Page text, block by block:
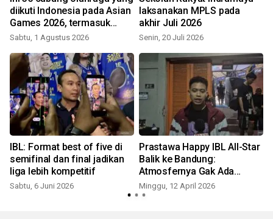
diikuti Indonesia pada Asian
Games 2026, termasuk
padel dan MMA!
Sabtu, 1 Agustus 2026
laksanakan MPLS pada
akhir Juli 2026
Senin, 20 Juli 2026
IBL: Format best of five di
semifinal dan final jadikan
liga lebih kompetitif
Sabtu, 6 Juni 2026
Prastawa Happy IBL All-Star
Balik ke Bandung:
Atmosfernya Gak Ada
Lawan!
Minggu, 12 April 2026